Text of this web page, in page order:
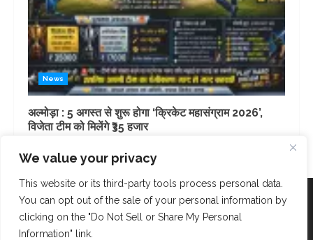
We value your privacy
This website or its third-party tools process personal data.
You can opt out of the sale of your personal information by
clicking on the "Do Not Sell or Share My Personal
Information" link.
News
अल्मोड़ा : 5 अगस्त से शुरू होगा ‘क्रिकेट महासंग्राम 2026’,
विजेता टीम को मिलेंगे ₹35 हजार
FacebookInstagram
Twitter
Copyright © AK Fast News 2023. Powered and Designed